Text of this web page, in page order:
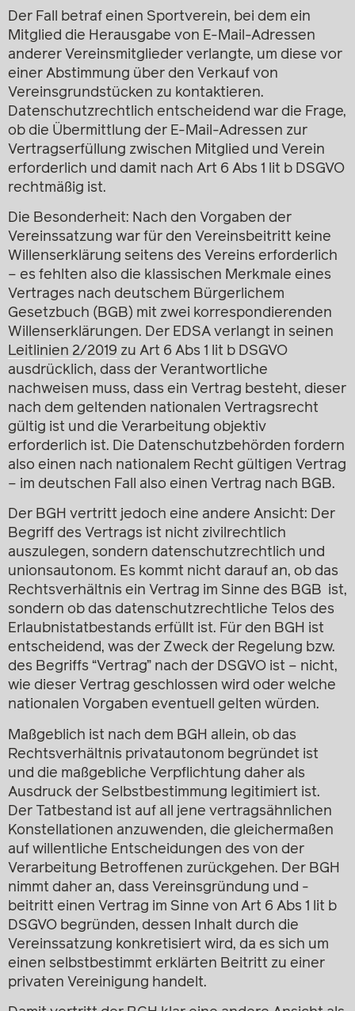
Der Fall betraf einen Sportverein, bei dem ein
Mitglied die Herausgabe von E-Mail-Adressen
anderer Vereinsmitglieder verlangte, um diese vor
einer Abstimmung über den Verkauf von
Vereinsgrundstücken zu kontaktieren.
Datenschutzrechtlich entscheidend war die Frage,
ob die Übermittlung der E-Mail-Adressen zur
Vertragserfüllung zwischen Mitglied und Verein
erforderlich und damit nach Art 6 Abs 1 lit b DSGVO
rechtmäßig ist.
Die Besonderheit: Nach den Vorgaben der
Vereinssatzung war für den Vereinsbeitritt keine
Willenserklärung seitens des Vereins erforderlich
– es fehlten also die klassischen Merkmale eines
Vertrages nach deutschem Bürgerlichem
Gesetzbuch (BGB) mit zwei korrespondierenden
Willenserklärungen. Der EDSA verlangt in seinen
Leitlinien 2/2019 zu Art 6 Abs 1 lit b DSGVO
ausdrücklich, dass der Verantwortliche
nachweisen muss, dass ein Vertrag besteht, dieser
nach dem geltenden nationalen Vertragsrecht
gültig ist und die Verarbeitung objektiv
erforderlich ist. Die Datenschutzbehörden fordern
also einen nach nationalem Recht gültigen Vertrag
– im deutschen Fall also einen Vertrag nach BGB.
Der BGH vertritt jedoch eine andere Ansicht: Der
Begriff des Vertrags ist nicht zivilrechtlich
auszulegen, sondern datenschutz­rechtlich und
unionsautonom. Es kommt nicht darauf an, ob das
Rechtsverhältnis ein Vertrag im Sinne des BGB ist,
sondern ob das datenschutzrechtliche Telos des
Erlaubnistatbestands erfüllt ist. Für den BGH ist
entscheidend, was der Zweck der Regelung bzw.
des Begriffs “Vertrag” nach der DSGVO ist – nicht,
wie dieser Vertrag geschlossen wird oder welche
nationalen Vorgaben eventuell gelten würden.
Maßgeblich ist nach dem BGH allein, ob das
Rechtsverhältnis privatautonom begründet ist
und die maßgebliche Verpflichtung daher als
Ausdruck der Selbstbestimmung legitimiert ist.
Der Tatbestand ist auf all jene vertragsähnlichen
Konstellationen anzuwenden, die gleichermaßen
auf willentliche Entscheidungen des von der
Verarbeitung Betroffenen zurückgehen. Der BGH
nimmt daher an, dass Vereinsgründung und -
beitritt einen Vertrag im Sinne von Art 6 Abs 1 lit b
DSGVO begründen, dessen Inhalt durch die
Vereinssatzung konkretisiert wird, da es sich um
einen selbstbestimmt erklärten Beitritt zu einer
privaten Vereinigung handelt.